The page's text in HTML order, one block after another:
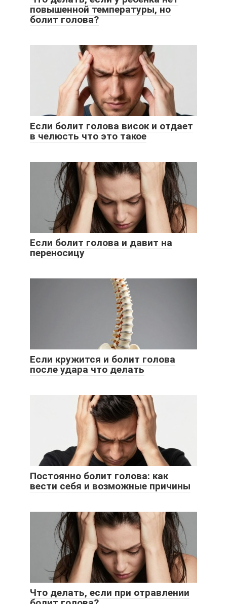
повышенной температуры, но
болит голова?
Если болит голова висок и отдает
в челюсть что это такое
Если болит голова и давит на
переносицу
Если кружится и болит голова
после удара что делать
Постоянно болит голова: как
вести себя и возможные причины
Что делать, если при отравлении